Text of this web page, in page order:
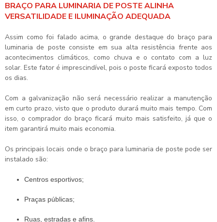
BRAÇO PARA LUMINARIA DE POSTE ALINHA
VERSATILIDADE E ILUMINAÇÃO ADEQUADA
Assim como foi falado acima, o grande destaque do braço para
luminaria de poste consiste em sua alta resistência frente aos
acontecimentos climáticos, como chuva e o contato com a luz
solar. Este fator é imprescindível, pois o poste ficará exposto todos
os dias.
Com a galvanização não será necessário realizar a manutenção
em curto prazo, visto que o produto durará muito mais tempo. Com
isso, o comprador do braço ficará muito mais satisfeito, já que o
item garantirá muito mais economia.
Os principais locais onde o braço para luminaria de poste pode ser
instalado são:
Centros esportivos;
Praças públicas;
Ruas, estradas e afins.